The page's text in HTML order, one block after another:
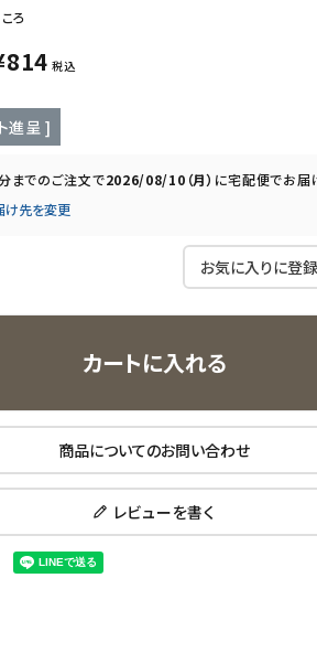
ろ
814 税込
進呈 ]
までのご注文で2026/08/10（月） に宅配便でお届
け先を変更
お気に入りに登
カートに入れる
商品についてのお問い合わせ
レビューを書く